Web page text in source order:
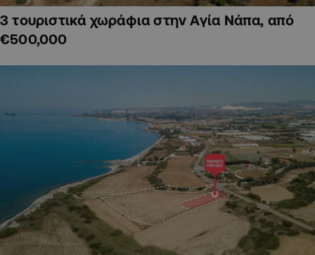
3 τουριστικά χωράφια στην Αγία Νάπα, από
€500,000